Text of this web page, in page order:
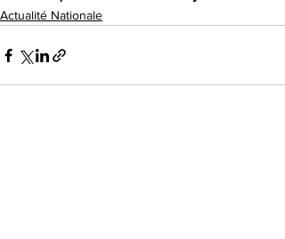
Actualité Nationale